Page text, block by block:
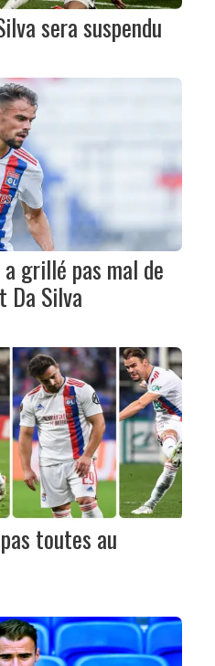
sera suspendu
a grillé pas mal de
Da Silva
toutes au